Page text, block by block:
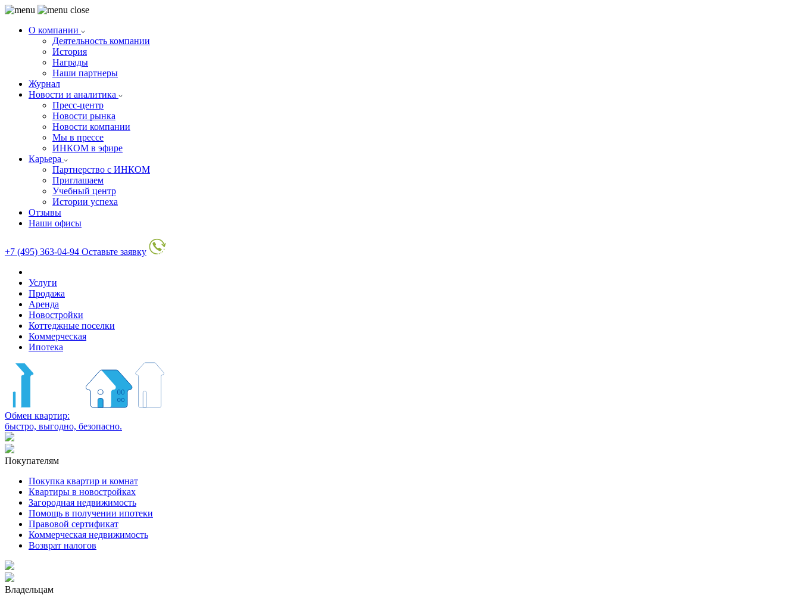
О компании
Деятельность компании
История
Награды
Наши партнеры
Журнал
Новости и аналитика
Пресс-центр
Новости рынка
Новости компании
Мы в прессе
ИНКОМ в эфире
Карьера
Партнерство с ИНКОМ
Приглашаем
Учебный центр
Истории успеха
Отзывы
Наши офисы
+7 (495) 363-04-94 Оставьте заявку
Услуги
Продажа
Аренда
Новостройки
Коттеджные поселки
Коммерческая
Ипотека
Обмен квартир:
быстро, выгодно, безопасно.
Покупателям
Покупка квартир и комнат
Квартиры в новостройках
Загородная недвижимость
Помощь в получении ипотеки
Правовой сертификат
Коммерческая недвижимость
Возврат налогов
Владельцам